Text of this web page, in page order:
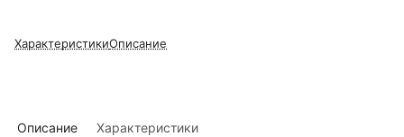
ХарактеристикиОписание
Описание Характеристики